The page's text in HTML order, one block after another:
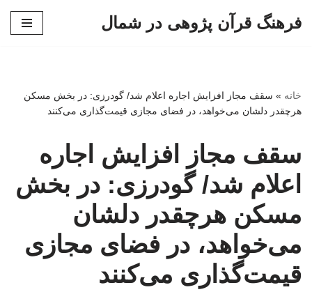
فرهنگ قرآن پژوهی در شمال
خانه » سقف مجاز افزایش اجاره اعلام شد/ گودرزی: در بخش مسکن
هرچقدر دلشان می‌خواهد، در فضای مجازی قیمت‌گذاری می‌کنند
سقف مجاز افزایش اجاره
اعلام شد/ گودرزی: در بخش
مسکن هرچقدر دلشان
می‌خواهد، در فضای مجازی
قیمت‌گذاری می‌کنند